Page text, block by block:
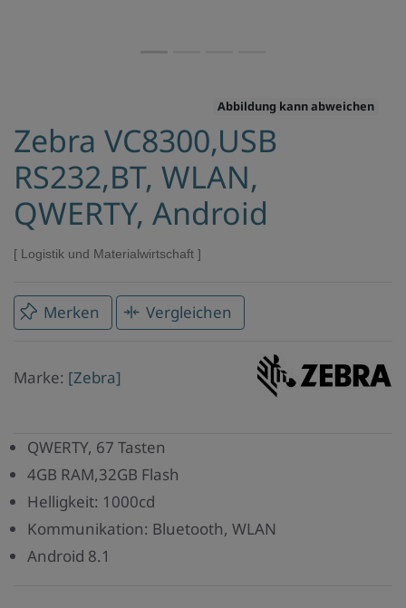
Abbildung kann abweichen
Zebra VC8300,USB
RS232,BT, WLAN,
QWERTY, Android
Logistik und Materialwirtschaft
Merken Vergleichen
Marke: [Zebra]
Marke
Zebra
QWERTY, 67 Tasten
4GB RAM,32GB Flash
Helligkeit: 1000cd
Kommunikation: Bluetooth, WLAN
Android 8.1